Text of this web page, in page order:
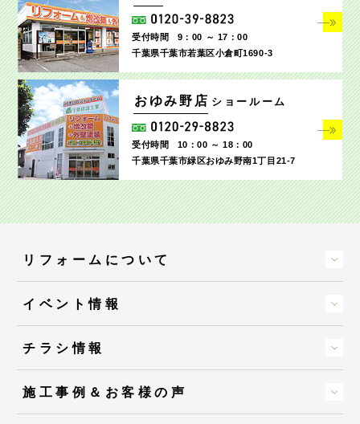
受付時間
9：00 ～ 17：00
千葉県千葉市若葉区小倉町1690‐3
おゆみ野店 ショールーム
受付時間
10：00 ～ 18：00
千葉県千葉市緑区おゆみ野南1丁目21-7
リフォームについて
イベント情報
チラシ情報
施工事例＆お客様の声